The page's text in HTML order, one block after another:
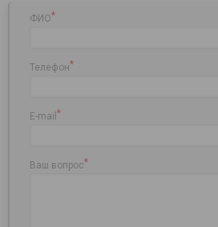
ФИО*
Телефон*
E-mail *
Ваш вопрос*